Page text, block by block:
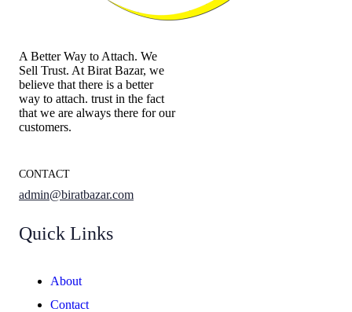
A Better Way to Attach. We
Sell Trust. At Birat Bazar, we
believe that there is a better
way to attach. trust in the fact
that we are always there for our
customers.
CONTACT
admin@biratbazar.com
Quick Links
About
Contact